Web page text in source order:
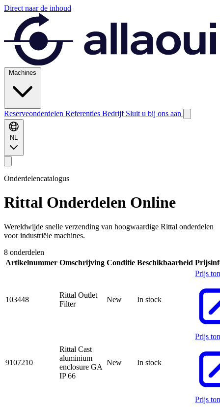
Direct naar de inhoud
Machines
Reserveonderdelen Referenties Bedrijf Sluit u bij ons aan
NL
Onderdelencatalogus
Rittal Onderdelen Online
Wereldwijde snelle verzending van hoogwaardige Rittal onderdelen
voor industriële machines.
8 onderdelen
Artikelnummer Omschrijving Conditie Beschikbaarheid
103448
Rittal Outlet
Filter
New In stock
Prijs
9107210
Rittal Cast
aluminium
enclosure GA
IP 66
New In stock
Prijs
Prijs